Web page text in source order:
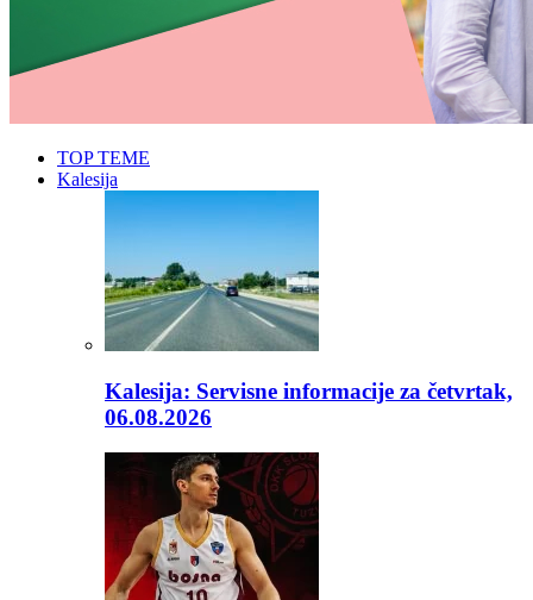
TOP TEME
Kalesija
Kalesija: Servisne informacije za četvrtak,
06.08.2026